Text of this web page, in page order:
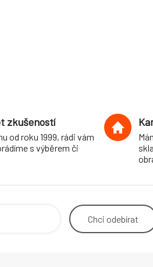
zkušeností
od roku 1999, rádi vám
s výběrem či
Chci odebírat